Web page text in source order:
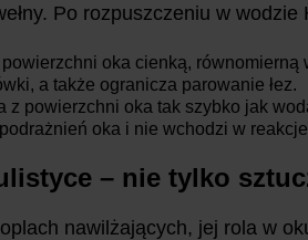
Po rozpuszczeniu w
oka cienką,
a także ogranicza parowanie łez.
z powierzchni oka tak szybko jak
oka i nie wchodzi w
– nie tylko
nawilżających, jej rola w